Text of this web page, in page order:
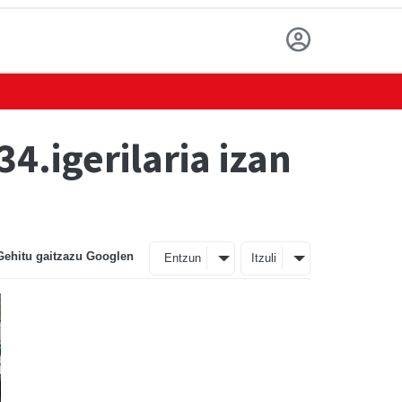
izan
gaitzazu Googlen Entzun Itzuli